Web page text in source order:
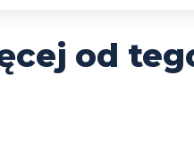
od